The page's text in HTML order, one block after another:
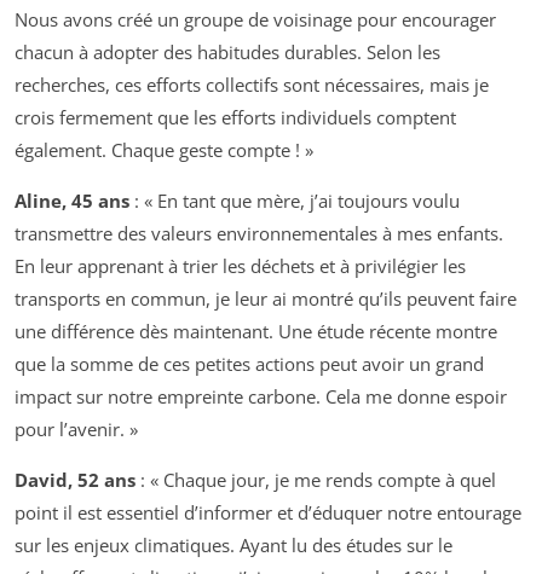
Nous avons créé un groupe de voisinage pour encourager
chacun à adopter des habitudes durables. Selon les
recherches, ces efforts collectifs sont nécessaires, mais je
crois fermement que les efforts individuels comptent
également. Chaque geste compte ! »
Aline, 45 ans : « En tant que mère, j’ai toujours voulu
transmettre des valeurs environnementales à mes enfants.
En leur apprenant à trier les déchets et à privilégier les
transports en commun, je leur ai montré qu’ils peuvent faire
une différence dès maintenant. Une étude récente montre
que la somme de ces petites actions peut avoir un grand
impact sur notre empreinte carbone. Cela me donne espoir
pour l’avenir. »
David, 52 ans : « Chaque jour, je me rends compte à quel
point il est essentiel d’informer et d’éduquer notre entourage
sur les enjeux climatiques. Ayant lu des études sur le